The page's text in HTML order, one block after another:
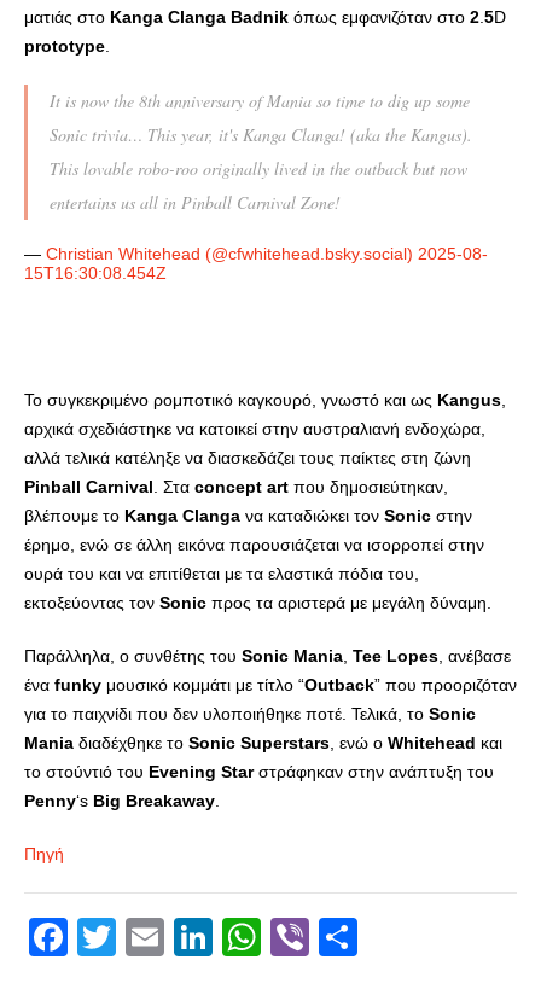
ματιάς στο Kanga Clanga Badnik όπως εμφανιζόταν στο 2 5D
prototype
It is now the 8th anniversary of Mania so time to dig up some
Sonic trivia… This year, it's Kanga Clanga! (aka the Kangus).
This lovable robo-roo originally lived in the outback but now
entertains us all in Pinball Carnival Zone!
— Christian Whitehead (@cfwhitehead.bsky.social) 2025-08-
15T16:30:08.454Z
Το συγκεκριμένο ρομποτικό καγκουρό, γνωστό και ως Kangus
αρχικά σχεδιάστηκε να κατοικεί στην αυστραλιανή ενδοχώρα,
αλλά τελικά κατέληξε να διασκεδάζει τους παίκτες στη ζώνη
Pinball Carnival . Στα concept art που δημοσιεύτηκαν,
βλέπουμε το Kanga Clanga να καταδιώκει τον Sonic στην
έρημο, ενώ σε άλλη εικόνα παρουσιάζεται να ισορροπεί στην
ουρά του και να επιτίθεται με τα ελαστικά πόδια του,
εκτοξεύοντας τον Sonic προς τα αριστερά με μεγάλη δύναμη.
Παράλληλα, ο συνθέτης του Sonic Mania Tee Lopes , ανέβασε
ένα funky μουσικό κομμάτι με τίτλο “Outback” που προοριζόταν
για το παιχνίδι που δεν υλοποιήθηκε ποτέ. Τελικά, το Sonic
Mania διαδέχθηκε το Sonic Superstars , ενώ ο Whitehead και
το στούντιό του Evening Starστράφηκαν στην ανάπτυξη του
Penny‘s Big Breakaway
Πηγή
Facebook
Twitter
EmailLinkedIn
WhatsApp
Viber